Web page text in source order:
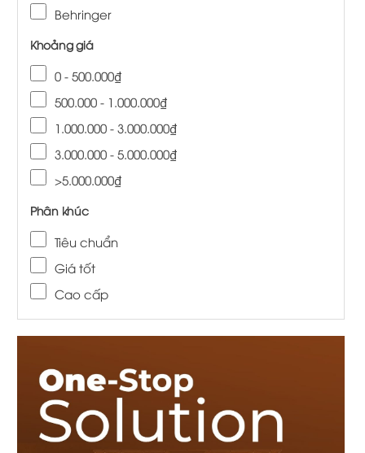
Behringer
Khoảng giá
0 - 500.000₫
500.000 - 1.000.000₫
1.000.000 - 3.000.000₫
3.000.000 - 5.000.000₫
>5.000.000₫
Phân khúc
Tiêu chuẩn
Giá tốt
Cao cấp